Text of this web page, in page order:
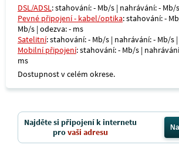
DSL/ADSL: stahování: - Mb/s | nahrávání: - Mb/
Pevné připojení - kabel/optika: stahování: -
Mb/s | odezva: - ms
Satelitní: stahování: - Mb/s | nahrávání: - Mb/s
Mobilní připojení: stahování: - Mb/s |
ms
Dostupnost v celém okrese.
Najděte si připojení k internetu
provaši adresu